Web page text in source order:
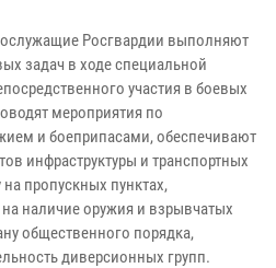
Росгвардии выполняют
задач в ходе специальной
участия в боевых
мероприятия по
и боеприпасами, обеспечивают
инфраструктуры и транспортных
пропускных пунктах,
наличие оружия и взрывчатых
общественного порядка,
диверсионных групп.